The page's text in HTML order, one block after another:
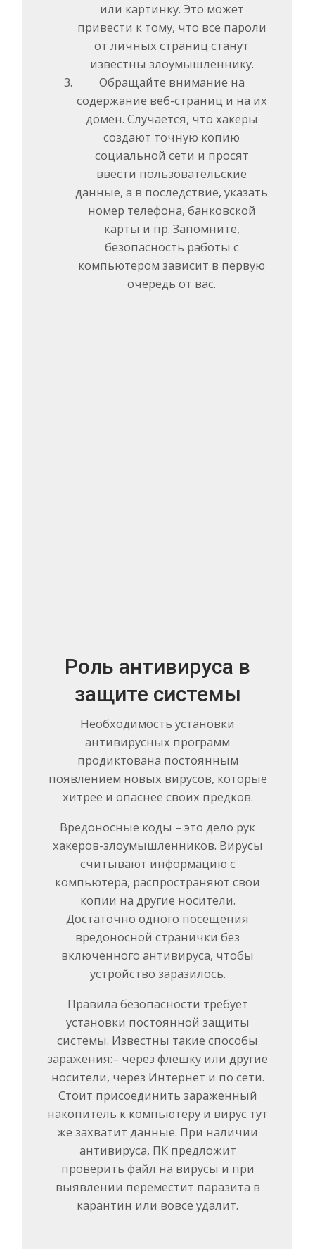
или картинку. Это может
привести к тому, что все пароли
от личных страниц станут
известны злоумышленнику.
Обращайте внимание на
содержание веб-страниц и на их
домен. Случается, что хакеры
создают точную копию
социальной сети и просят
ввести пользовательские
данные, а в последствие, указать
номер телефона, банковской
карты и пр. Запомните,
безопасность работы с
компьютером зависит в первую
очередь от вас.
Роль антивируса в
защите системы
Необходимость установки
антивирусных программ
продиктована постоянным
появлением новых вирусов, которые
хитрее и опаснее своих предков.
Вредоносные коды – это дело рук
хакеров-злоумышленников. Вирусы
считывают информацию с
компьютера, распространяют свои
копии на другие носители.
Достаточно одного посещения
вредоносной странички без
включенного антивируса, чтобы
устройство заразилось.
Правила безопасности требует
установки постоянной защиты
системы. Известны такие способы
заражения:– через флешку или другие
носители, через Интернет и по сети.
Стоит присоединить зараженный
накопитель к компьютеру и вирус тут
же захватит данные. При наличии
антивируса, ПК предложит
проверить файл на вирусы и при
выявлении переместит паразита в
карантин или вовсе удалит.